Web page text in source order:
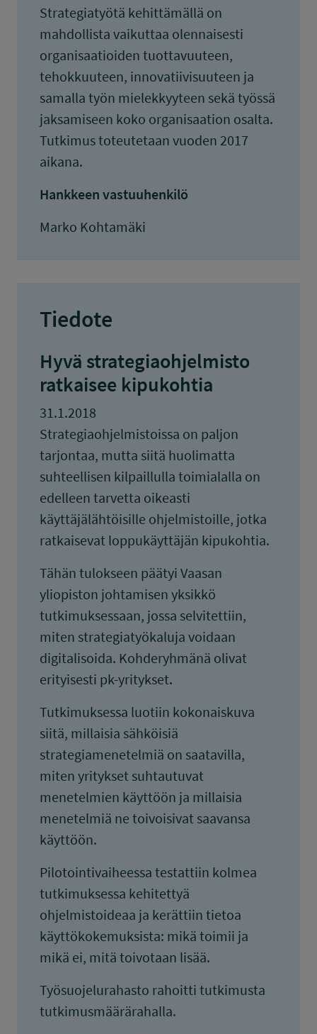
Strategiatyötä kehittämällä on
mahdollista vaikuttaa olennaisesti
organisaatioiden tuottavuuteen,
tehokkuuteen, innovatiivisuuteen ja
samalla työn mielekkyyteen sekä työssä
jaksamiseen koko organisaation osalta.
Tutkimus toteutetaan vuoden 2017
aikana.
Hankkeen vastuuhenkilö
Marko Kohtamäki
Tiedote
Hyvä strategiaohjelmisto
ratkaisee kipukohtia
31.1.2018
Strategiaohjelmistoissa on paljon
tarjontaa, mutta siitä huolimatta
suhteellisen kilpaillulla toimialalla on
edelleen tarvetta oikeasti
käyttäjälähtöisille ohjelmistoille, jotka
ratkaisevat loppukäyttäjän kipukohtia.
Tähän tulokseen päätyi Vaasan
yliopiston johtamisen yksikkö
tutkimuksessaan, jossa selvitettiin,
miten strategiatyökaluja voidaan
digitalisoida. Kohderyhmänä olivat
erityisesti pk-yritykset.
Tutkimuksessa luotiin kokonaiskuva
siitä, millaisia sähköisiä
strategiamenetelmiä on saatavilla,
miten yritykset suhtautuvat
menetelmien käyttöön ja millaisia
menetelmiä ne toivoisivat saavansa
käyttöön.
Pilotointivaiheessa testattiin kolmea
tutkimuksessa kehitettyä
ohjelmistoideaa ja kerättiin tietoa
käyttökokemuksista: mikä toimii ja
mikä ei, mitä toivotaan lisää.
Työsuojelurahasto rahoitti tutkimusta
tutkimusmäärärahalla.